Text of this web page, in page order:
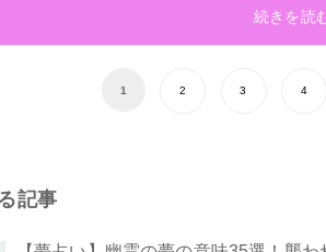
続きを読
1 2 3 4
記事